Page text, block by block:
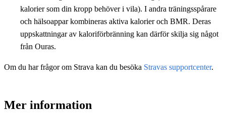
kalorier som din kropp behöver i vila). I andra träningsspårare
och hälsoappar kombineras aktiva kalorier och BMR. Deras
uppskattningar av kaloriförbränning kan därför skilja sig något
från Ouras.
Om du har frågor om Strava kan du besöka Stravas supportcenter.
Mer information